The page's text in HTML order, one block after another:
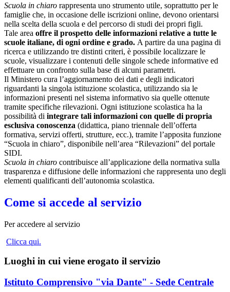
Scuola in chiaro rappresenta uno strumento utile, soprattutto per le
famiglie che, in occasione delle iscrizioni online, devono orientarsi
nella scelta della scuola e del percorso di studi dei propri figli.
Tale area offre il prospetto delle informazioni relative a tutte le
scuole italiane, di ogni ordine e grado. A partire da una pagina di
ricerca e utilizzando tre distinti criteri, è possibile localizzare le
scuole, visualizzare i contenuti delle singole schede informative ed
effettuare un confronto sulla base di alcuni parametri.
Il Ministero cura l’aggiornamento dei dati e degli indicatori
riguardanti la singola istituzione scolastica, utilizzando sia le
informazioni presenti nel sistema informativo sia quelle ottenute
tramite specifiche rilevazioni. Ogni istituzione scolastica ha la
possibilità di integrare tali informazioni con quelle di propria
esclusiva conoscenza (didattica, piano triennale dell’offerta
formativa, servizi offerti, strutture, ecc.), tramite l’apposita funzione
“Scuola in chiaro”, disponibile nell’area “Rilevazioni” del portale
SIDI.
Scuola in chiaro contribuisce all’applicazione della normativa sulla
trasparenza e diffusione delle informazioni che rappresenta uno degli
elementi qualificanti dell’autonomia scolastica.
Come si accede al servizio
Per accedere al servizio
Clicca qui.
Luoghi in cui viene erogato il servizio
Istituto Comprensivo "via Dante" - Sede Centrale